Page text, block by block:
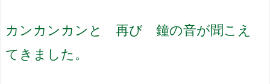
カンカンカンと 再び 鐘の音が聞こえ
てきました。